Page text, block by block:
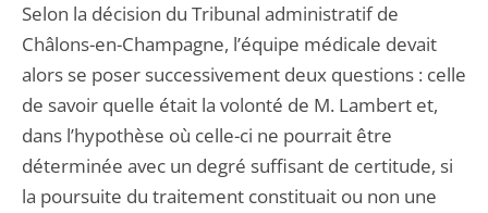
Selon la décision du Tribunal administratif de
Châlons-en-Champagne, l’équipe médicale devait
alors se poser successivement deux questions : celle
de savoir quelle était la volonté de M. Lambert et,
dans l’hypothèse où celle-ci ne pourrait être
déterminée avec un degré suffisant de certitude, si
la poursuite du traitement constituait ou non une